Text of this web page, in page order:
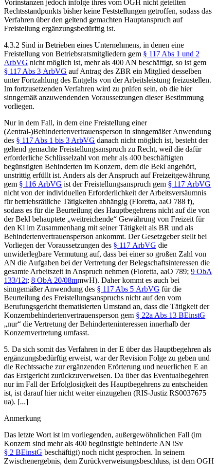
Vorinstanzen jedoch infolge ihres vom OGH nicht geteilten
Rechtsstandpunkts bisher keine Feststellungen getroffen, sodass das
Verfahren über den geltend gemachten Hauptanspruch auf
Freistellung ergänzungsbedürftig ist.
4.3.2 Sind in Betrieben eines Unternehmens, in denen eine
Freistellung von Betriebsratsmitgliedern gem § 117 Abs 1 und 2
ArbVG nicht möglich ist, mehr als 400 AN beschäftigt, so ist gem
§ 117 Abs 3 ArbVG auf Antrag des ZBR ein Mitglied desselben
unter Fortzahlung des Entgelts von der Arbeitsleistung freizustellen.
Im fortzusetzenden Verfahren wird zu prüfen sein, ob die hier
sinngemäß anzuwendenden Voraussetzungen dieser Bestimmung
vorliegen.
Nur in dem Fall, in dem eine Freistellung einer
(Zentral-)Behindertenvertrauensperson in sinngemäßer Anwendung
des § 117 Abs 1 bis 3 ArbVG danach nicht möglich ist, besteht der
geltend gemachte Freistellungsanspruch zu Recht, weil die dafür
erforderliche Schlüsselzahl von mehr als 400 beschäftigten
begünstigten Behinderten im Konzern, dem die Bekl angehört,
unstrittig erfüllt ist. Anders als der Anspruch auf Freizeitgewährung
gem § 116 ArbVG ist der Freistellungsanspruch gem § 117 ArbVG
nicht von der individuellen Erforderlichkeit der Arbeitsversäumnis
für betriebsrätliche Tätigkeiten abhängig (Floretta, aaO 788 f),
sodass es für die Beurteilung des Hauptbegehrens nicht auf die von
der Bekl behauptete „weitreichende“ Gewährung von Freizeit für
den Kl im Zusammenhang mit seiner Tätigkeit als BR und als
Behindertenvertrauensperson ankommt. Der Gesetzgeber stellt bei
Vorliegen der Voraussetzungen des § 117 ArbVG die
unwiderlegbare Vermutung auf, dass bei einer so großen Zahl von
AN die Aufgaben bei der Vertretung der Belegschaftsinteressen die
gesamte Arbeitszeit in Anspruch nehmen (Floretta, aaO 789; 9 ObA
133/12t; 8 ObA 20/08mmwH). Daher kommt es auch bei
sinngemäßer Anwendung des § 117 Abs 5 ArbVG für die
Beurteilung des Freistellungsanspruchs nicht auf den vom
Berufungsgericht thematisierten Umstand an, dass die Tätigkeit der
Konzernbehindertenvertrauensperson gem § 22a Abs 13 BEinstG
„nur“ die Vertretung der Behinderteninteressen innerhalb der
Konzernvertretung umfasst.
5. Da sich somit das Verfahren in der E über das Hauptbegehren als
ergänzungsbedürftig erweist, war der Revision Folge zu geben und
die Rechtssache zur ergänzenden Erörterung und neuerlichen E an
das Erstgericht zurückzuverweisen. Da über das Eventualbegehren
nur im Fall der Erfolglosigkeit des Hauptbegehrens zu entscheiden
ist, ist darauf hier nicht weiter einzugehen (RIS-Justiz RS0037675
ua). [...]
Anmerkung
Das letzte Wort ist im vorliegenden, außergewöhnlichen Fall (im
Konzern sind mehr als 400 begünstigte behinderte AN iSv
§ 2 BEinstG beschäftigt) noch nicht gesprochen. In seinem
Zwischenergebnis, dem Zurückverweisungsbeschluss, ist dem OGH